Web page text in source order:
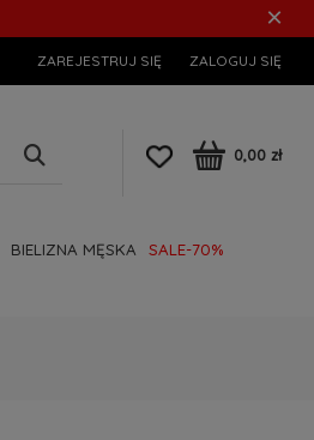
×
ZAREJESTRUJ SIĘ ZALOGUJ SIĘ
0,00 zł
BIELIZNA MĘSKA SALE-70%